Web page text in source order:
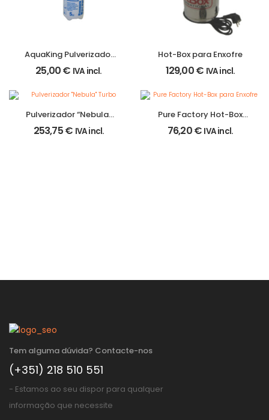
AquaKing Pulverizador
5lt
25,00€ IVA incl.
Hot-Box para Enxofre
129,00€ IVA incl.
Pulverizador “Nebula”
Turbo
253,75€ IVA incl.
Pure Factory Hot-Box
para Enxofre
76,20€ IVA incl.
Tem alguma dúvida? Contacte-nos
(+351) 218 510 551
- Estamos ao seu dispor para qualquer
informação que necessite